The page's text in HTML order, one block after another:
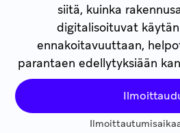
siitä, kuinka
digitalisoituvat
ennakoitavuuttaan,
parantaen edellytyksiään